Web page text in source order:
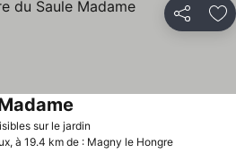
Partager
sur le jardin
à 19.4 km de : Magny le Hongre